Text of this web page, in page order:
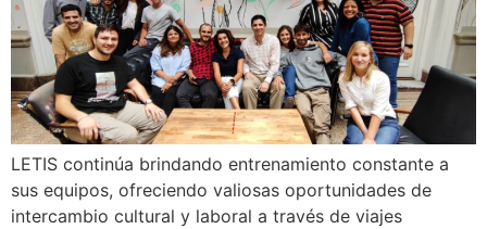
LETIS continúa brindando entrenamiento constante a
sus equipos, ofreciendo valiosas oportunidades de
intercambio cultural y laboral a través de viajes